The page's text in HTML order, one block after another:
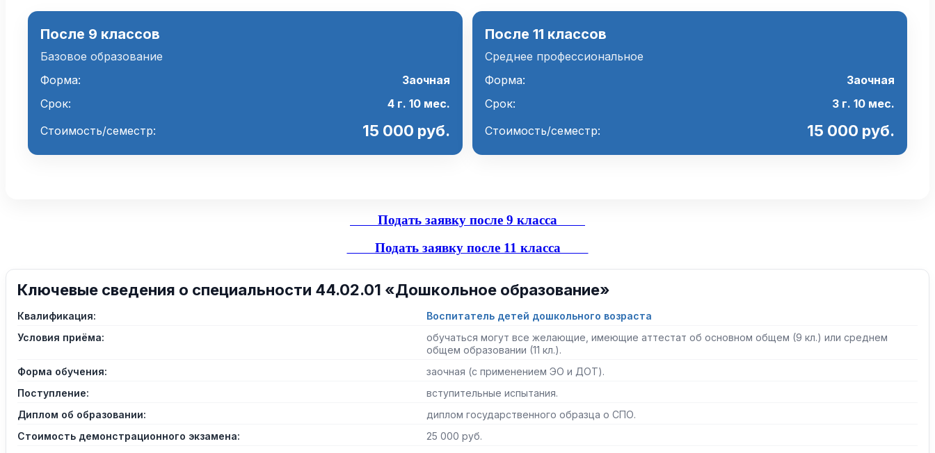
После 9 классов
Базовое образование
Форма:
Заочная
Срок:
4 г. 10 мес.
Стоимость/семестр:
15 000 руб.
После 11 классов
Среднее профессиональное
Форма:
Заочная
Срок:
3 г. 10 мес.
Стоимость/семестр:
15 000 руб.
Подать заявку после 9 класса
Подать заявку после 11 класса
Ключевые сведения о специальности 44.02.01 «Дошкольное образование»
Квалификация:
Воспитатель детей дошкольного возраста
Условия приёма:
обучаться могут все желающие, имеющие аттестат об основном общем (9 кл.) или среднем
общем образовании (11 кл.).
Форма обучения:
заочная (с применением ЭО и ДОТ).
Поступление:
вступительные испытания.
Диплом об образовании:
диплом государственного образца о СПО.
Стоимость демонстрационного экзамена:
25 000 руб.